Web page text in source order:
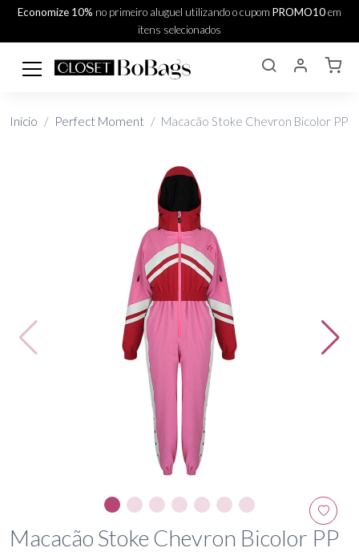
Economize 10% no primeiro aluguel utilizando o cupom PROMO10em
itens selecionados
Início Perfect Moment Macacão Stoke Chevron Bicolor PP
Macacão Stoke Chevron Bicolor PP